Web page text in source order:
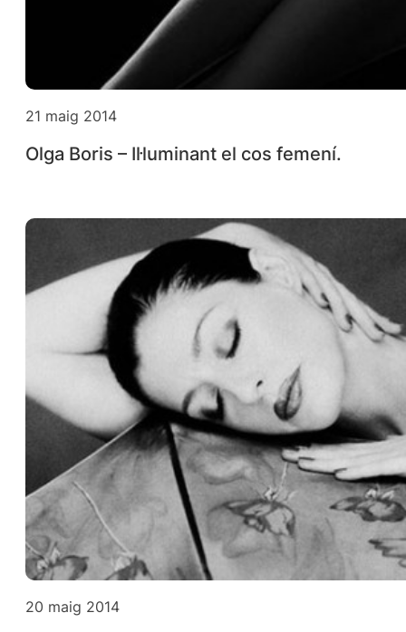
21 maig 2014
Olga Boris – Il·luminant el cos femení.
20 maig 2014